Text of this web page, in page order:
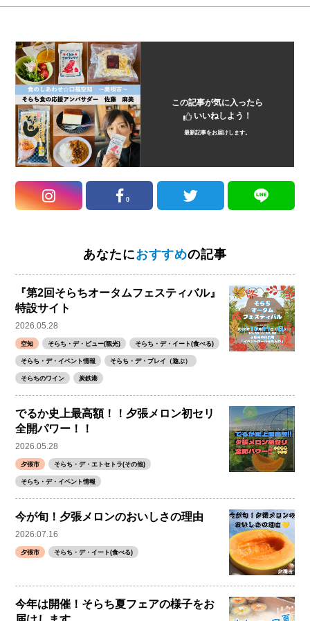
この記事が気に入ったら
いいねしよう！
最新記事をお届けします。
0
あなたにおすすめの記事
『第2回そらちオータムフェスティバル』
特設サイト
2026.05.28
空知 そらち・デ・ビュー(観光) そらち・デ・イート(食べる)
そらち・デ・イベント情報 そらち・デ・プレイ（遊ぶ）
そらちのワイン 炭鉄港
でるか史上最高額！！夕張メロン初セリ
全開パワー！！
2026.05.28
夕張市 そらち・デ・エトセトラ(その他)
そらち・デ・イベント情報
今が旬！夕張メロンのおいしさの理由
2026.07.16
夕張市 そらち・デ・イート(食べる)
今年は開催！そらち夏フェアの様子をお